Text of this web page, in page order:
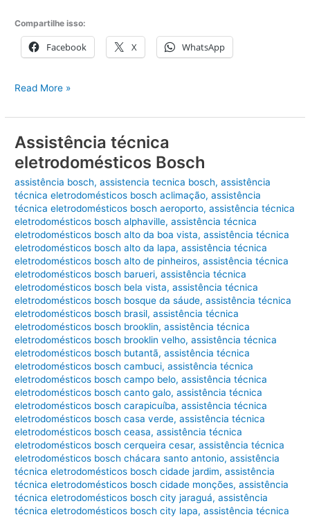
Compartilhe isso:
Facebook X WhatsApp
Assistência
ar-
condicionado
Bosch
Read More »
Assistência técnica
eletrodomésticos Bosch
assistência bosch,assistencia tecnica bosch,assistência
técnica eletrodomésticos bosch aclimação,assistência
técnica eletrodomésticos bosch aeroporto,assistência técnica
eletrodomésticos bosch alphaville,assistência técnica
eletrodomésticos bosch alto da boa vista,assistência técnica
eletrodomésticos bosch alto da lapa,assistência técnica
eletrodomésticos bosch alto de pinheiros,assistência técnica
eletrodomésticos bosch barueri,assistência técnica
eletrodomésticos bosch bela vista,assistência técnica
eletrodomésticos bosch bosque da sáude,assistência técnica
eletrodomésticos bosch brasil,assistência técnica
eletrodomésticos bosch brooklin,assistência técnica
eletrodomésticos bosch brooklin velho,assistência técnica
eletrodomésticos bosch butantã,assistência técnica
eletrodomésticos bosch cambuci,assistência técnica
eletrodomésticos bosch campo belo,assistência técnica
eletrodomésticos bosch canto galo,assistência técnica
eletrodomésticos bosch carapicuíba,assistência técnica
eletrodomésticos bosch casa verde,assistência técnica
eletrodomésticos bosch ceasa,assistência técnica
eletrodomésticos bosch cerqueira cesar,assistência técnica
eletrodomésticos bosch chácara santo antonio,assistência
técnica eletrodomésticos bosch cidade jardim,assistência
técnica eletrodomésticos bosch cidade monções,assistência
técnica eletrodomésticos bosch city jaraguá,assistência
técnica eletrodomésticos bosch city lapa,assistência técnica